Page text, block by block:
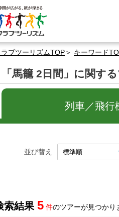
ラブツーリズムTOP キーワード
「馬籠 2日間」に関す
列車／飛行
並び替え
索結果 5 件のツアーが見つかり